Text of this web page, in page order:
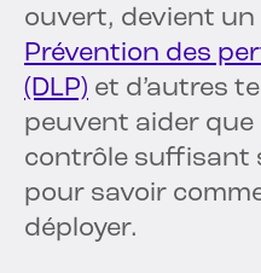
ouvert, devient
Prévention des
(DLP) et d’autres
peuvent aider que
contrôle suffisant
pour savoir
déployer.